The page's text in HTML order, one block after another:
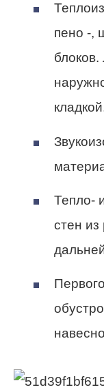
пено -,
Тепло-
стен